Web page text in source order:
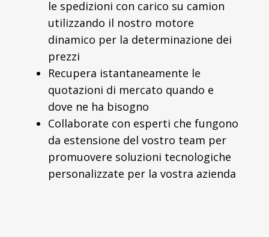
le spedizioni con carico su camion
utilizzando il nostro motore
dinamico per la determinazione dei
prezzi
Recupera istantaneamente le
quotazioni di mercato quando e
dove ne ha bisogno
Collaborate con esperti che fungono
da estensione del vostro team per
promuovere soluzioni tecnologiche
personalizzate per la vostra azienda